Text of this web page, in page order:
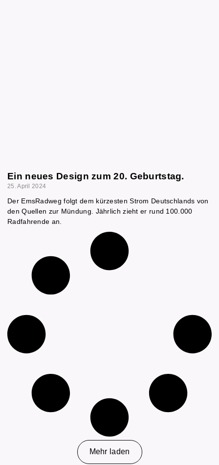
Ein neues Design zum 20. Geburtstag.
25. April 2024
Der EmsRadweg folgt dem kürzesten Strom Deutschlands von
den Quellen zur Mündung. Jährlich zieht er rund 100.000
Radfahrende an.
Mehr laden